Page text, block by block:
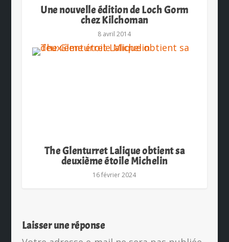
Une nouvelle édition de Loch Gorm
chez Kilchoman
8 avril 2014
The Glenturret Lalique obtient sa
deuxième étoile Michelin
16 février 2024
Laisser une réponse